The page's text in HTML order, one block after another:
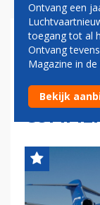
DOEK
Ontvang een
toegang tot al
Ontvang
Magazine in
Bekijk